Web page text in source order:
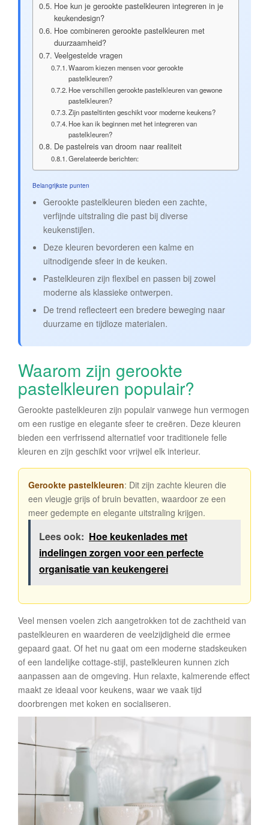
Hoe kun je gerookte pastelkleuren integreren in je
keukendesign?
Hoe combineren gerookte pastelkleuren met
duurzaamheid?
Veelgestelde vragen
Waarom kiezen mensen voor gerookte
pastelkleuren?
Hoe verschillen gerookte pastelkleuren van gewone
pastelkleuren?
Zijn pasteltinten geschikt voor moderne keukens?
Hoe kan ik beginnen met het integreren van
pastelkleuren?
De pastelreis van droom naar realiteit
Gerelateerde berichten:
Belangrijkste punten
Gerookte pastelkleuren bieden een zachte,
verfijnde uitstraling die past bij diverse
keukenstijlen.
Deze kleuren bevorderen een kalme en
uitnodigende sfeer in de keuken.
Pastelkleuren zijn flexibel en passen bij zowel
moderne als klassieke ontwerpen.
De trend reflecteert een bredere beweging naar
duurzame en tijdloze materialen.
Waarom zijn gerookte
pastelkleuren populair?
Gerookte pastelkleuren zijn populair vanwege hun vermogen
om een rustige en elegante sfeer te creëren. Deze kleuren
bieden een verfrissend alternatief voor traditionele felle
kleuren en zijn geschikt voor vrijwel elk interieur.
Gerookte pastelkleuren: Dit zijn zachte kleuren die
een vleugje grijs of bruin bevatten, waardoor ze een
meer gedempte en elegante uitstraling krijgen.
Lees ook: Hoe keukenlades met
indelingen zorgen voor een perfecte
organisatie van keukengerei
Veel mensen voelen zich aangetrokken tot de zachtheid van
pastelkleuren en waarderen de veelzijdigheid die ermee
gepaard gaat. Of het nu gaat om een moderne stadskeuken
of een landelijke cottage-stijl, pastelkleuren kunnen zich
aanpassen aan de omgeving. Hun relaxte, kalmerende effect
maakt ze ideaal voor keukens, waar we vaak tijd
doorbrengen met koken en socialiseren.